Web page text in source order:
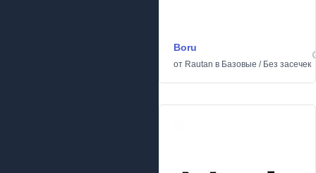
Boru
от Rautan в Базовые / Без засечек